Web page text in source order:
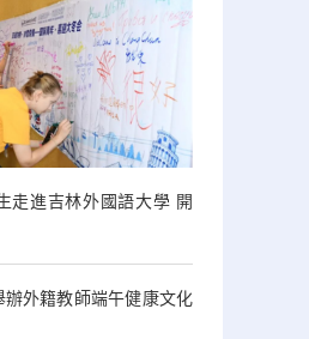
走進吉林外國語大學 開
外籍教師端午健康文化